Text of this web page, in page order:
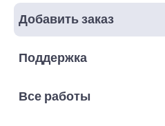
Добавить заказ
Поддержка
Все работы